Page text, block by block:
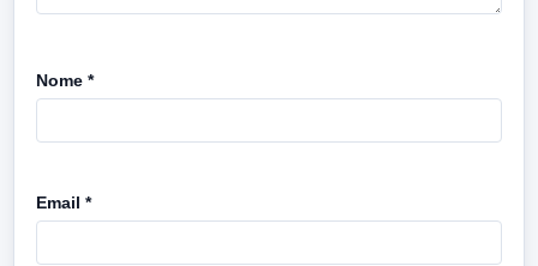
Nome *
Email *